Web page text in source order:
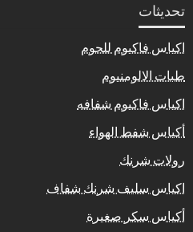
تحديثات
اكياس فاكيوم للحوم
طبات الالومنيوم
اكياس فاكيوم شفافه
أكياس شفط الهواء
رولات شرنك
اكياس سليف شرنك شفاف
أكياس سكر صغيرة